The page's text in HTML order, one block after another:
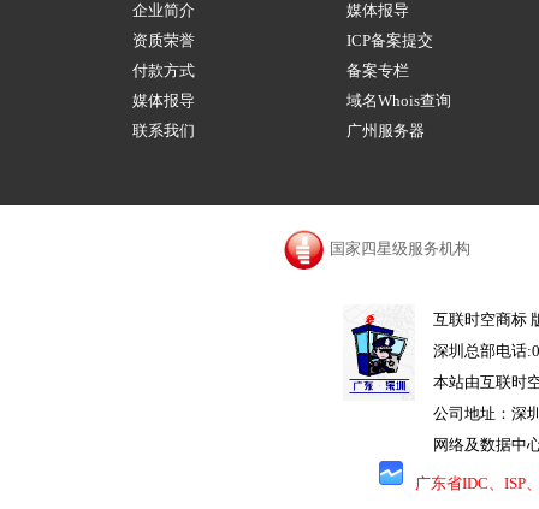
企业简介
资质荣誉
付款方式
媒体报导
联系我们
媒体报导
ICP备案提交
备案专栏
域名Whois查询
广州服务器
国家四星级服务机构
互联时空商标
深圳总部电话
本站由互联时
公司地址：深
网络及数据中
广东省IDC、ISP